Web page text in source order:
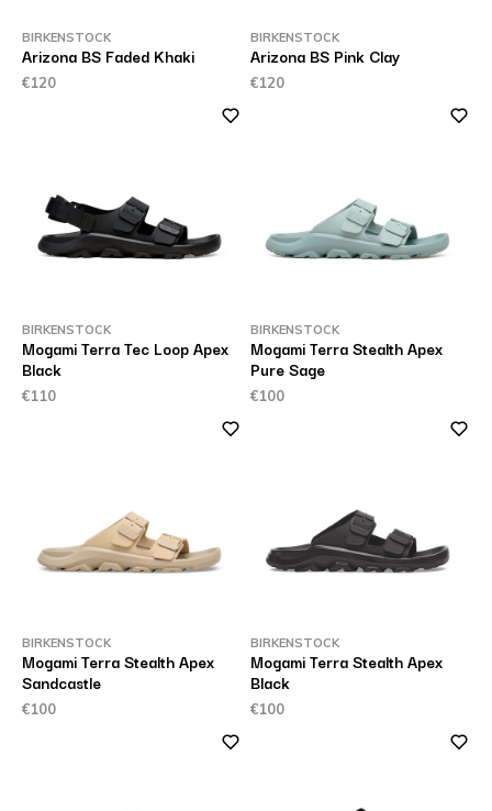
BIRKENSTOCK
Arizona BS Faded Khaki
€120
BIRKENSTOCK
Arizona BS Pink Clay
€120
BIRKENSTOCK
Mogami Terra Tec Loop Apex
Black
€110
BIRKENSTOCK
Mogami Terra Stealth Apex
Pure Sage
€100
BIRKENSTOCK
Mogami Terra Stealth Apex
Sandcastle
€100
BIRKENSTOCK
Mogami Terra Stealth Apex
Black
€100